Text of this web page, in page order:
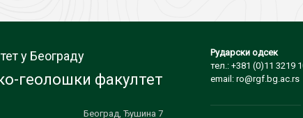
у Београду
геолошки факултет
Београд, Ђушина 7
Рударски одсек
тел.: +381 (0)11 3219
email: ro@rgf.bg.ac.rs